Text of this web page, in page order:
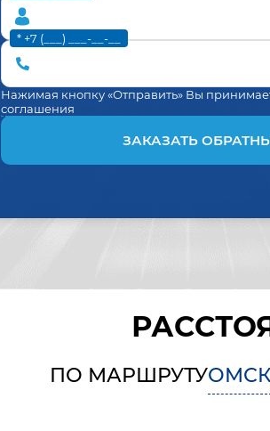
* +7 (___) ___-__-__
Нажимая кнопку «Отправить» Вы
соглашения
ЗАКАЗАТЬ
ПО МАРШРУТУОМСК